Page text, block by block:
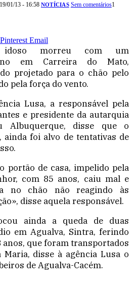
19/01/13 - 16:58 NOTÍCIAS Sem comentários1
Pinterest Email
morreu com um
em Carreira do Mato,
projetado para o chão pelo
pela força do vento.
Lusa, a responsável pela
e presidente da autarquia
Albuquerque, disse que o
ainda foi alvo de tentativas de
portão de casa, impelido pela
com 85 anos, caiu mal e
no chão não reagindo às
disse aquela responsável.
ainda a queda de duas
em Agualva, Sintra, ferindo
anos, que foram transportados
disse à agência Lusa o
de Agualva-Cacém.